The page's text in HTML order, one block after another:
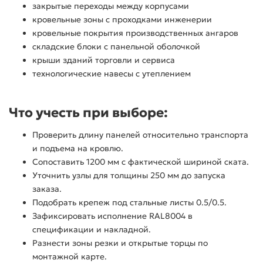
закрытые переходы между корпусами
кровельные зоны с проходками инженерии
кровельные покрытия производственных ангаров
складские блоки с панельной оболочкой
крыши зданий торговли и сервиса
технологические навесы с утеплением
Что учесть при выборе:
Проверить длину панелей относительно транспорта
и подъема на кровлю.
Сопоставить 1200 мм с фактической шириной ската.
Уточнить узлы для толщины 250 мм до запуска
заказа.
Подобрать крепеж под стальные листы 0.5/0.5.
Зафиксировать исполнение RAL8004 в
спецификации и накладной.
Разнести зоны резки и открытые торцы по
монтажной карте.